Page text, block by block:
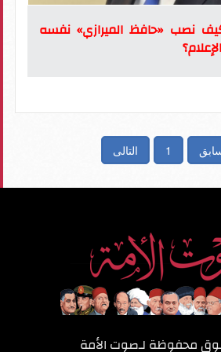
نصب «حافظ الميرازي» نفسه
1 التالى
محفوظة لـصوت الأمة